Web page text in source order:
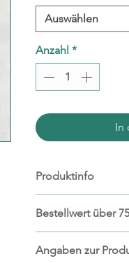
Auswählen
Anzahl *
In
Produktinfo
Kunststoff
nicht
Bestellwert über
kostenlosen
Angaben zur